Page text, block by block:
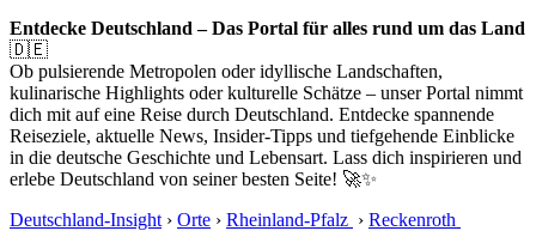
Entdecke Deutschland – Das Portal für alles rund um das Land
🇩🇪
Ob pulsierende Metropolen oder idyllische Landschaften,
kulinarische Highlights oder kulturelle Schätze – unser Portal nimmt
dich mit auf eine Reise durch Deutschland. Entdecke spannende
Reiseziele, aktuelle News, Insider-Tipps und tiefgehende Einblicke
in die deutsche Geschichte und Lebensart. Lass dich inspirieren und
erlebe Deutschland von seiner besten Seite! 🚀✨
Deutschland-Insight › Orte › Rheinland-Pfalz › Reckenroth